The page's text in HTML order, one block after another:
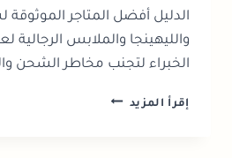
الدليل أفضل المتاجر الموثوقة
الخبراء لتجنب مخاطر الشحن
إقرأ المزيد شراء